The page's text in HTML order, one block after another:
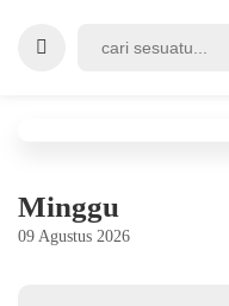
Minggu
09 Agustus 2026